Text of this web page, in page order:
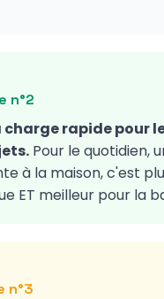
n°2
charge rapide pour
Pour le quotidien,
à la maison, c'est
ET meilleur pour la
n°3